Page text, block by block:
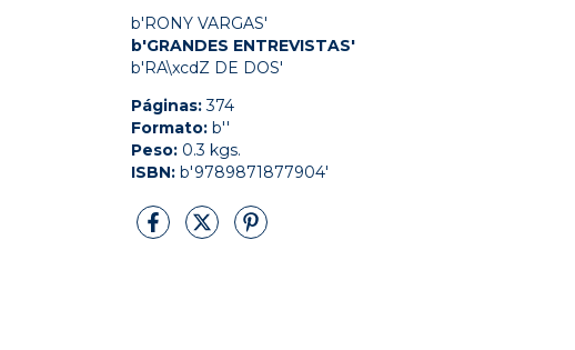
b'RONY VARGAS'
b'GRANDES ENTREVISTAS'
b'RA\xcdZ DE DOS'
Páginas:374
Formato: b''
Peso: 0.3 kgs.
ISBN: b'9789871877904'